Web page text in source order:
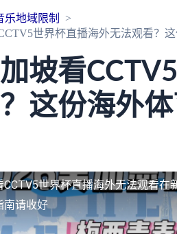
乐地域限制
世界杯直播海外无法观看？
坡看
这份海外
CCTV5世界杯直播海外无法观看在
南请收好